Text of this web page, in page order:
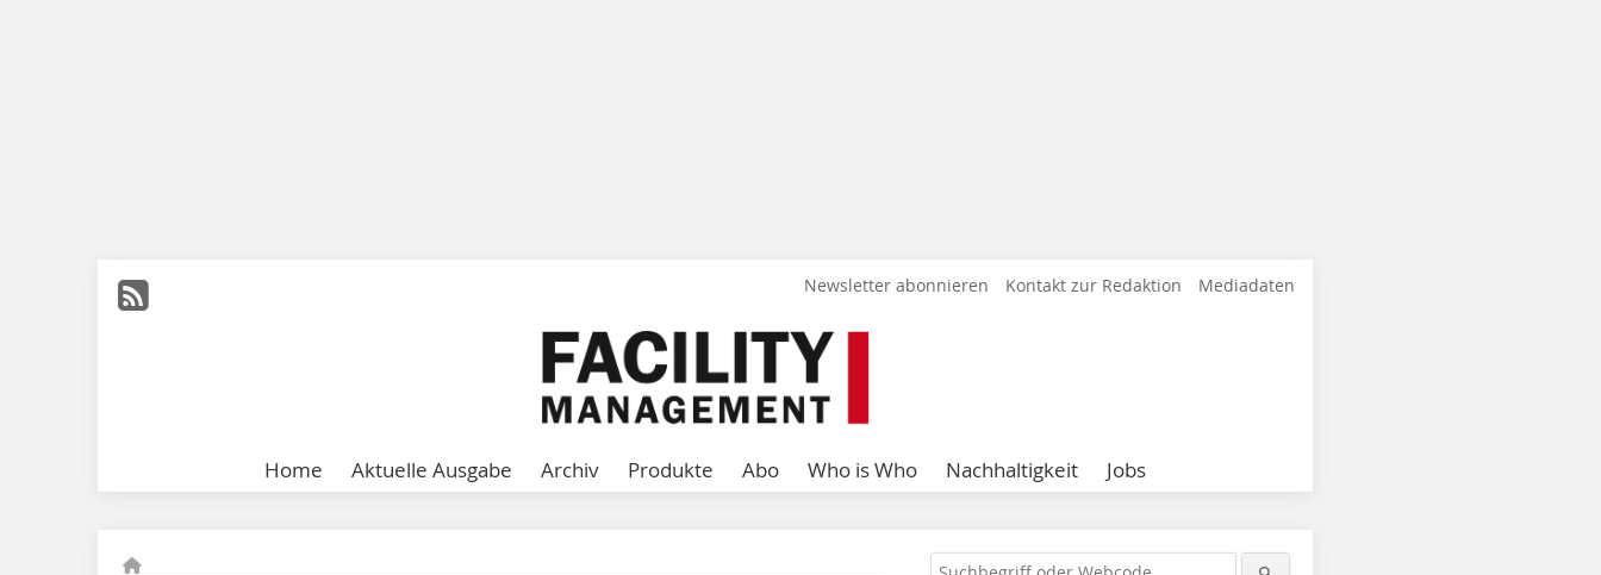
Newsletter abonnieren Kontakt zur Redaktion Mediadaten
Home Aktuelle Ausgabe Archiv Produkte Abo Who is Who Nachhaltigkeit Jobs